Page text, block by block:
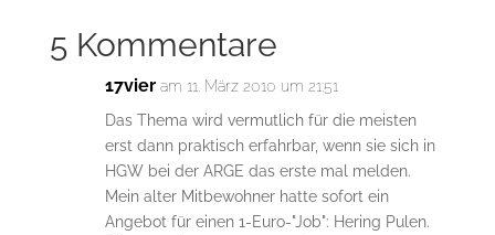
5 Kommentare
17vier am 11. März 2010 um 21:51
Das Thema wird vermutlich für die meisten
erst dann praktisch erfahrbar, wenn sie sich in
HGW bei der ARGE das erste mal melden.
Mein alter Mitbewohner hatte sofort ein
Angebot für einen 1-Euro-"Job": Hering Pulen.